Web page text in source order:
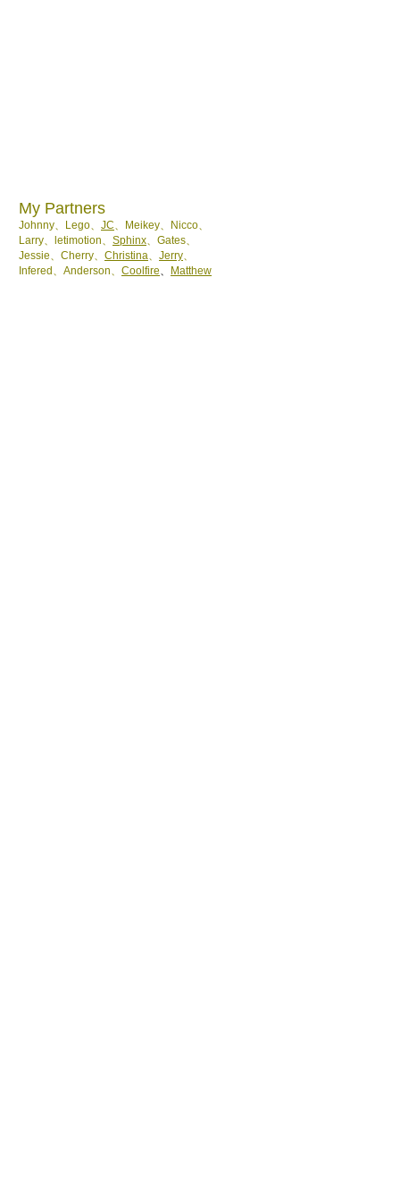
My Partners
Johnny、 Lego、 JC、Meikey、Nicco、
Larry、letimotion、 Sphinx、Gates、
Jessie、Cherry、 Christina、 Jerry、
Infered、Anderson、 Coolfire、 Matthew